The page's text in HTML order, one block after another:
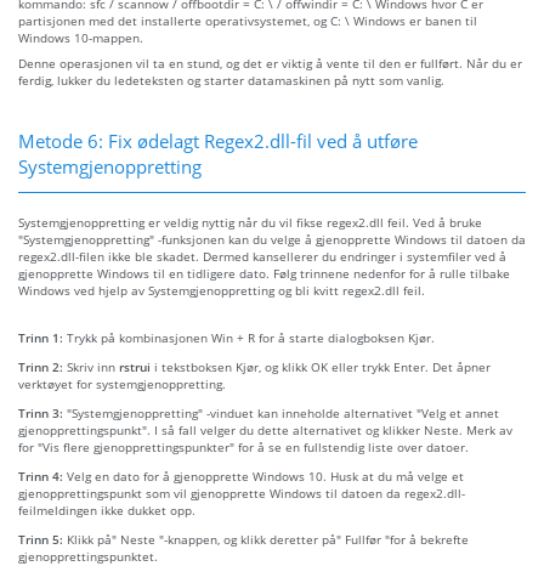
partisjonen med det installerte operativsystemet, og C: \ Windows er banen til
Windows 10-mappen.
Denne operasjonen vil ta en stund, og det er viktig å vente til den er fullført. Når du er
ferdig, lukker du ledeteksten og starter datamaskinen på nytt som vanlig.
Metode 6: Fix ødelagt Regex2.dll-fil ved å utføre
Systemgjenoppretting
Systemgjenoppretting er veldig nyttig når du vil fikse regex2.dll feil. Ved å bruke
"Systemgjenoppretting" -funksjonen kan du velge å gjenopprette Windows til datoen da
regex2.dll-filen ikke ble skadet. Dermed kansellerer du endringer i systemfiler ved å
gjenopprette Windows til en tidligere dato. Følg trinnene nedenfor for å rulle tilbake
Windows ved hjelp av Systemgjenoppretting og bli kvitt regex2.dll feil.
Trinn 1: Trykk på kombinasjonen Win + R for å starte dialogboksen Kjør.
Trinn 2: Skriv inn rstrui i tekstboksen Kjør, og klikk OK eller trykk Enter. Det åpner
verktøyet for systemgjenoppretting.
Trinn 3: "Systemgjenoppretting" -vinduet kan inneholde alternativet "Velg et annet
gjenopprettingspunkt". I så fall velger du dette alternativet og klikker Neste. Merk av
for "Vis flere gjenopprettingspunkter" for å se en fullstendig liste over datoer.
Trinn 4: Velg en dato for å gjenopprette Windows 10. Husk at du må velge et
gjenopprettingspunkt som vil gjenopprette Windows til datoen da regex2.dll-
feilmeldingen ikke dukket opp.
Trinn 5: Klikk på" Neste "-knappen, og klikk deretter på" Fullfør "for å bekrefte
gjenopprettingspunktet.